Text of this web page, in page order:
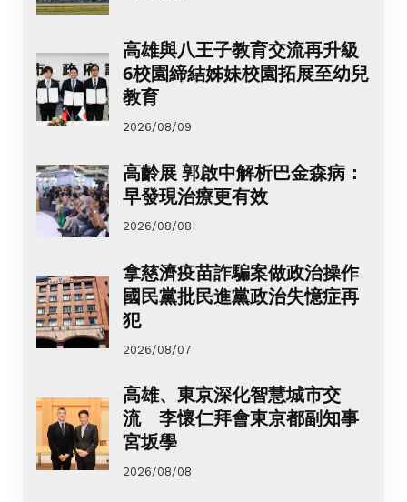
高雄與八王子教育交流再升級
6校園締結姊妹校園拓展至幼兒
教育
2026/08/09
高齡展 郭啟中解析巴金森病：
早發現治療更有效
2026/08/08
拿慈濟疫苗詐騙案做政治操作
國民黨批民進黨政治失憶症再
犯
2026/08/07
高雄、東京深化智慧城市交
流 李懷仁拜會東京都副知事
宮坂學
2026/08/08